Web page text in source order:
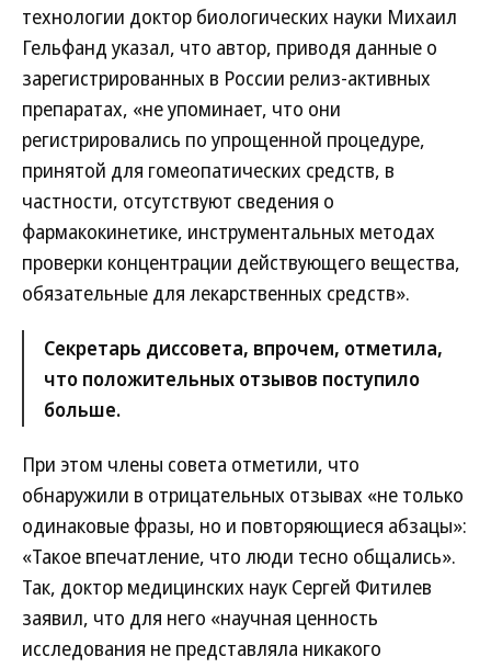
технологии доктор биологических науки Михаил
Гельфанд указал, что автор, приводя данные о
зарегистрированных в России релиз-активных
препаратах, «не упоминает, что они
регистрировались по упрощенной процедуре,
принятой для гомеопатических средств, в
частности, отсутствуют сведения о
фармакокинетике, инструментальных методах
проверки концентрации действующего вещества,
обязательные для лекарственных средств».
Секретарь диссовета, впрочем, отметила,
что положительных отзывов поступило
больше.
При этом члены совета отметили, что
обнаружили в отрицательных отзывах «не только
одинаковые фразы, но и повторяющиеся абзацы»:
«Такое впечатление, что люди тесно общались».
Так, доктор медицинских наук Сергей Фитилев
заявил, что для него «научная ценность
исследования не представляла никакого